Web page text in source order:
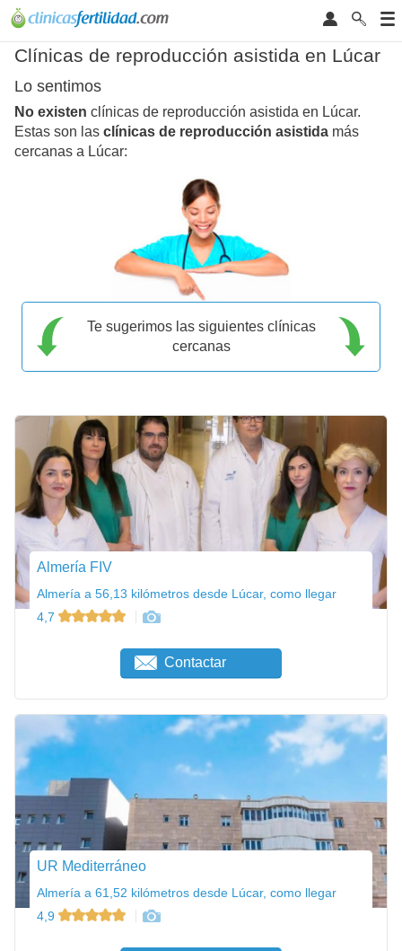
Clínicas de reproducción asistida en Lúcar
Lo sentimos
No existen clínicas de reproducción asistida en Lúcar.
Estas son las clínicas de reproducción asistida más
cercanas a Lúcar:
Te sugerimos las siguientes clínicas
cercanas
Almería FIV
Almería a 56,13 kilómetros desde Lúcar, como llegar
4,7
Contactar
UR Mediterráneo
Almería a 61,52 kilómetros desde Lúcar, como llegar
4,9